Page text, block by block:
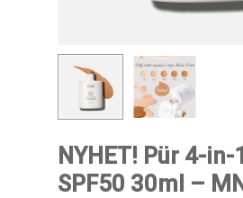
NYHET! Pür 4-
SPF50 30ml –